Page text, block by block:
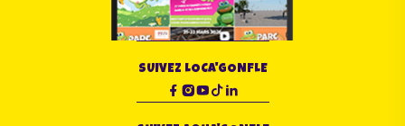
SUIVEZ LOCA'GONFLE